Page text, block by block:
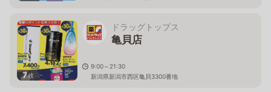
7枚
ドラッグトップス
亀貝店
9:00～21:30
新潟県新潟市西区亀貝3300番地